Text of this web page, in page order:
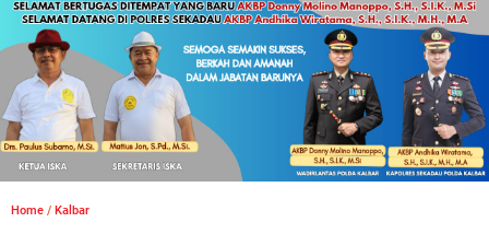
Home / Kalbar